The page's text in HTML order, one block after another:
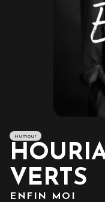
Humour
VERTS
ENFIN MOI